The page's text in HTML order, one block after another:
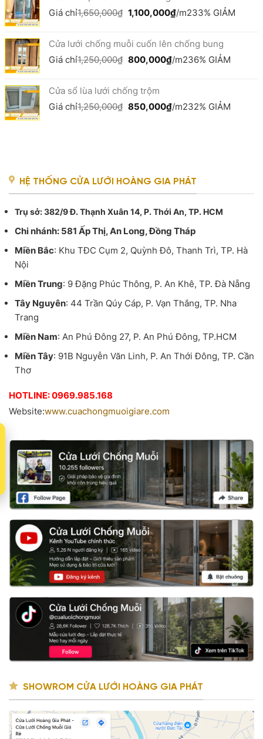
650,000₫.
Giá chỉ1,650,000₫ Giá
1,650,000₫.
1,100,000₫Giá
là:
1,100,000₫.
/m233% GIẢM
Cửa lưới chống muỗi cuốn lên chống bung
Giá chỉ1,250,000₫ Giá
1,250,000₫.
800,000₫Giá
800,000₫.
/m236% GIẢM
Cửa sổ lùa lưới chống trộm
Giá chỉ1,250,000₫ Giá
850,000₫Giá
/m232% GIẢM
HỆ THỐNG CỬA LƯỚI HOÀNG GIA PHÁT
Trụ sở: 382/9 Đ. Thạnh Xuân 14, P. Thới An, TP. HCM
Chi nhánh: 581 Ấp Thị, An Long, Đồng Tháp
Miền Bắc: Khu TĐC Cụm 2, Quỳnh Đô, Thanh Trì, TP. Hà
Nội
Miền Trung: 9 Đặng Phúc Thông, P. An Khê, TP. Đà Nẵng
Tây Nguyên: 44 Trần Qúy Cáp, P. Vạn Thắng, TP. Nha
Trang
Miền Nam: An Phú Đông 27, P. An Phú Đông, TP.HCM
Miền Tây: 91B Nguyễn Văn Linh, P. An Thới Đông, TP. Cần
Thơ
HOTLINE: 0969.985.168
Website:www.cuachongmuoigiare.com
SHOWROM CỬA LƯỚI HOÀNG GIA PHÁT